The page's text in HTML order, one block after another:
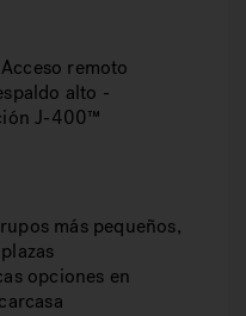
remoto
alto -
J-400™
más pequeños,
opciones en